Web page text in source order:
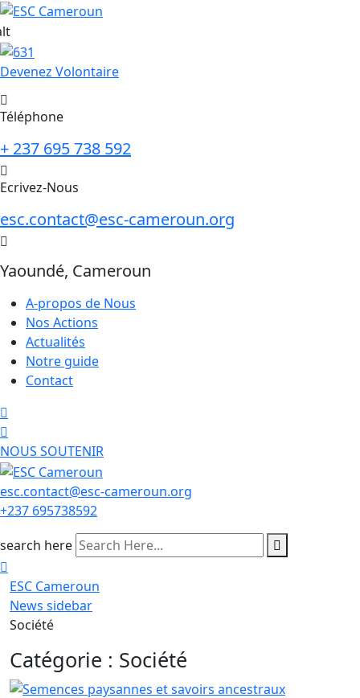
Skip
to
content
Devenez Volontaire
Téléphone
+ 237 695 738 592
Ecrivez-Nous
esc.contact@esc-cameroun.org
Yaoundé, Cameroun
A-propos de Nous
Nos Actions
Actualités
Notre guide
Contact
NOUS SOUTENIR
esc.contact@esc-cameroun.org
+237 695738592
search here
ESC Cameroun
News sidebar
Société
Catégorie : Société